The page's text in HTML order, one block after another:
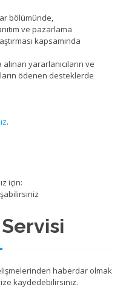
haberdar olmak
kaydedebilirsiniz.
bölümünde,
ve pazarlama
kapsamında
yararlanıcıların ve
ödenen desteklerde
.
için: